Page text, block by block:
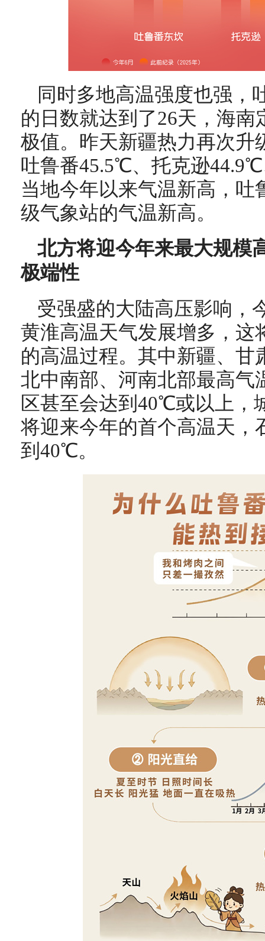
同时多地高温强度也强
的日数就达到了26天，海
极值。昨天新疆热力再次
吐鲁番45.5℃、托克逊
当地今年以来气温新高，吐
级气象站的气温新高。
北方将迎今年来最大规模
极端性
受强盛的大陆高压影响，
黄淮高温天气发展增多，这
的高温过程。其中新疆、甘
北中南部、河南北部最高
区甚至会达到40℃或以上，
将迎来今年的首个高温天，
到40℃。